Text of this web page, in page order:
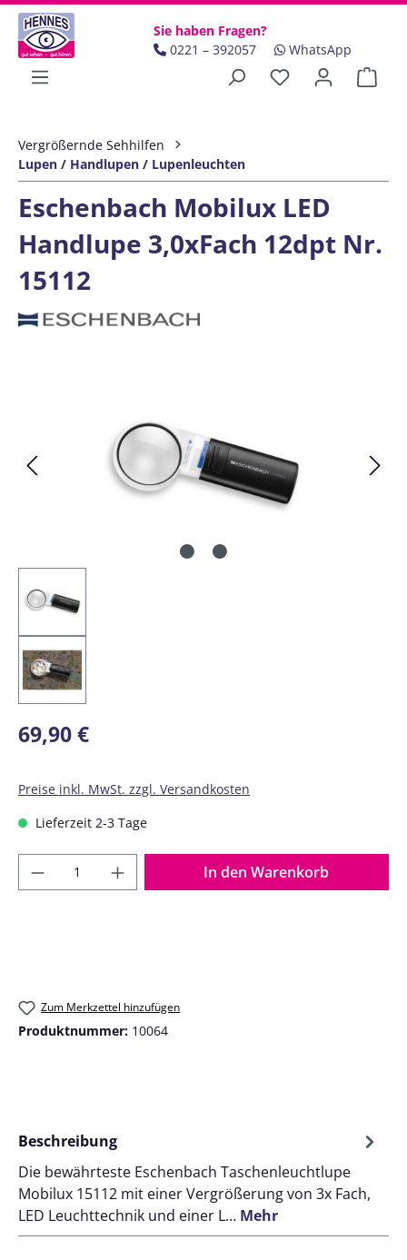
Zum Hauptinhalt springen
Sie haben Fragen?
0221 – 392057
WhatsApp
Vergrößernde Sehhilfen
Lupen / Handlupen / Lupenleuchten
Eschenbach Mobilux LED
Handlupe 3,0xFach 12dpt Nr.
15112
Regulärer Preis:
69,90 €
Preise inkl. MwSt. zzgl. Versandkosten
Lieferzeit 2-3 Tage
Produkt Anzahl: Gib den gewünschten
In den Warenkorb
Zum Merkzettel hinzufügen
Produktnummer: 10064
Beschreibung
Die bewährteste Eschenbach Taschenleuchtlupe
Mobilux 15112 mit einer Vergrößerung von 3x Fach,
LED Leuchttechnik und einer L… Mehr